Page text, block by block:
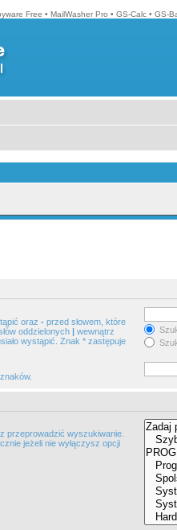
Free • MailWasher Pro • GS-Calc • GS-
oraz - przed słowem, które
oddzielonych | wewnątrz
wystąpić. Znak * zastępuje
przeprowadzić wyszukiwanie.
jeżeli nie wyłączysz opcji